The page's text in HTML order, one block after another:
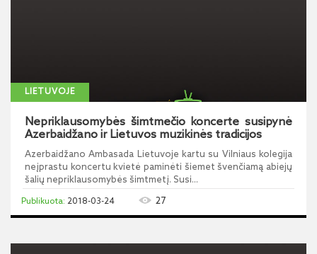
LIETUVOJE
Nepriklausomybės šimtmečio koncerte susipynė
Azerbaidžano ir Lietuvos muzikinės tradicijos
Azerbaidžano Ambasada Lietuvoje kartu su Vilniaus kolegija
neįprastu koncertu kvietė paminėti šiemet švenčiamą abiejų
šalių nepriklausomybės šimtmetį. Susi...
2018-03-24 27